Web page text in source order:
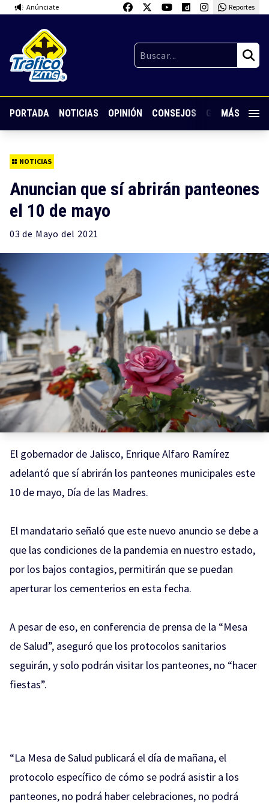
Anúnciate Reportes
PORTADA NOTICIAS OPINIÓN CONSEJOS GUARDIA
MÁS
NOTICIAS
Anuncian que sí abrirán panteones
el 10 de mayo
03 de Mayo del 2021
El gobernador de Jalisco, Enrique Alfaro Ramírez
adelantó que sí abrirán los panteones municipales este
10 de mayo, Día de las Madres.
El mandatario señaló que este nuevo anuncio se debe a
que las condiciones de la pandemia en nuestro estado,
por los bajos contagios, permitirán que se puedan
aperturar los cementerios en esta fecha.
A pesar de eso, en conferencia de prensa de la “Mesa
de Salud”, aseguró que los protocolos sanitarios
seguirán, y solo podrán visitar los panteones, no “hacer
fiestas”.
“La Mesa de Salud publicará el día de mañana, el
protocolo específico de cómo se podrá asistir a los
panteones, no podrá haber celebraciones, no podrá